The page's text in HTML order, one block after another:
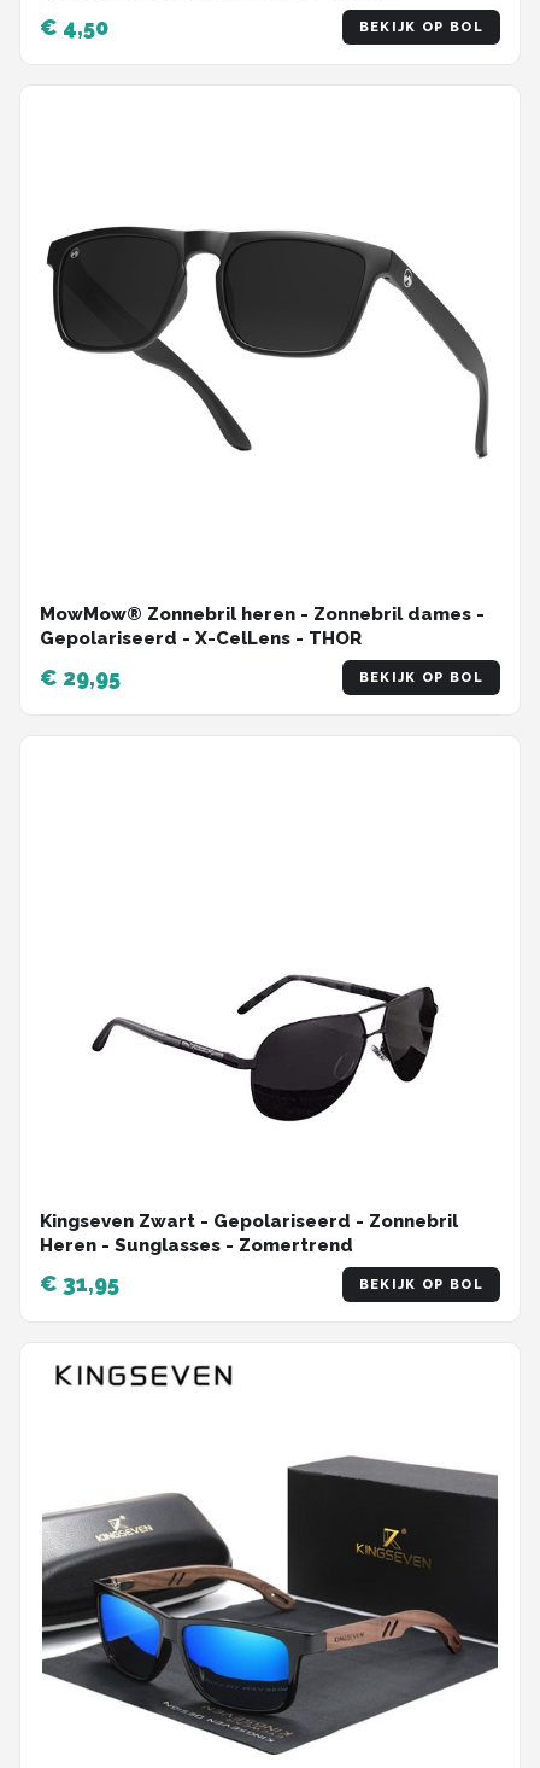
€ 4,50 BEKIJK OP BOL
MowMow® Zonnebril heren - Zonnebril dames -
Gepolariseerd - X-CelLens - THOR
€ 29,95 BEKIJK OP BOL
Kingseven Zwart - Gepolariseerd - Zonnebril
Heren - Sunglasses - Zomertrend
€ 31,95 BEKIJK OP BOL